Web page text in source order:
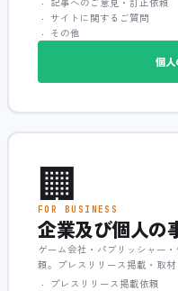
サイトに関するご質問
その他
個
🏢
FOR BUSINESS
企業及び個人の
ゲーム会社・パブリッシャー
頼。プレスリリース掲載・取材
プレスリリース掲載依頼